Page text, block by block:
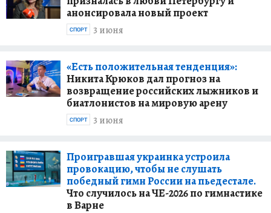
анонсировала новый проект
3 июня
СПОРТ
«Есть положительная тенденция»:
Никита Крюков дал прогноз на
возвращение российских лыжников и
биатлонистов на мировую арену
3 июня
СПОРТ
Проигравшая украинка устроила
провокацию, чтобы не слушать
победный гимн России на пьедестале.
Что случилось на ЧЕ-2026 по гимнастике
в Варне